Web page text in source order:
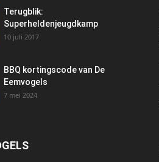
Terugblik:
Superheldenjeugdkamp
10 juli 2017
BBQ kortingscode van De
Eemvogels
7 mei 2024